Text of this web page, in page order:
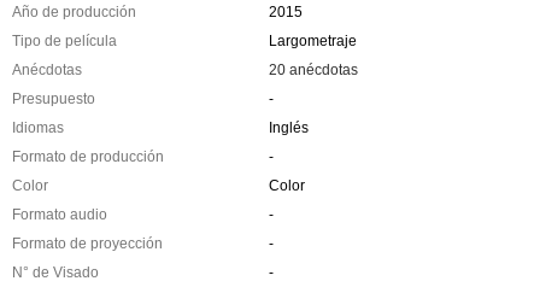
Año de producción
2015
Tipo de película
Largometraje
Anécdotas
20 anécdotas
Presupuesto
-
Idiomas
Inglés
Formato de producción
-
Color
Color
Formato audio
-
Formato de proyección
-
N° de Visado
-